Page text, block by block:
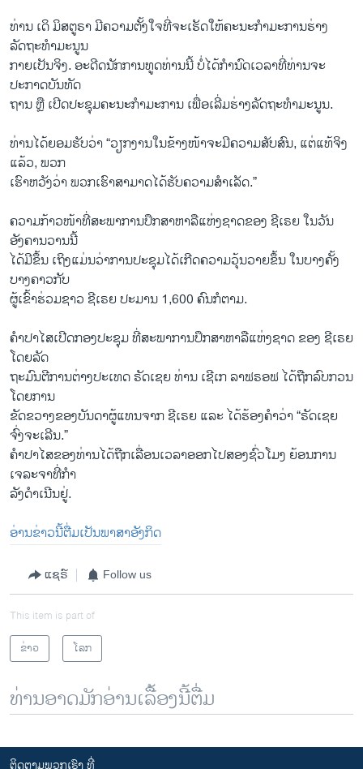
ທ່ານ ເດິ ມິສຕູຣາ ມີຄວາມຕັ້ງໃຈທີ່ຈະເຮັດໃຫ້ຄະນະກຳມະການຮ່າງ
ລັດຖະທຳມະນູນ
ກາຍເປັນຈິງ. ອະດີດນັກການທູດທ່ານນີ້ ບໍ່ໄດ້ກຳນົດເວລາທີ່ທ່ານຈະ
ປະກາດບັນທັດ
ຖານ ຫຼື ເປີດປະຊຸມຄະນະກຳມະການ ເພື່ອເລີ່ມຮ່າງລັດຖະທຳມະນູນ.
ທ່ານໄດ້ຍອມຮັບວ່າ “ວຽກງານໃນຂ້າງໜ້າຈະມີຄວາມສັບສົນ, ແຕ່ແທ້ຈິງ
ແລ້ວ, ພວກ
ເຮົາຫວັງວ່າ ພວກເຮົາສາມາດໄດ້ຮັບຄວາມສຳເລັດ.”
ຄວາມກ້າວໜ້າທີ່ສະພາການປຶກສາຫາລືແຫ່ງຊາດຂອງ ຊີເຣຍ ໃນວັນ
ອັງຄານວານນີ້
ໄດ້ມີຂຶ້ນ ເຖິງແມ່ນວ່າການປະຊຸມໄດ້ເກີດຄວາມວຸ້ນວາຍຂຶ້ນ ໃນບາງຄັ້ງ
ບາງຄາວກັບ
ຜູ້ເຂົ້າຮ່ວມຊາວ ຊີເຣຍ ປະມານ 1,600 ຄົນກໍຕາມ.
ຄຳປາໄສເປີດກອງປະຊຸມ ທີ່ສະພາການປຶກສາຫາລືແຫ່ງຊາດ ຂອງ ຊີເຣຍ
ໂດຍລັດ
ຖະມົນຕີການຕ່າງປະເທດ ຣັດເຊຍ ທ່ານ ເຊີເກ ລາຟຣອຟ ໄດ້ຖືກລົບກວນ
ໂດຍການ
ຂັດຂວາງຂອງບັນດາຜູ້ແທນຈາກ ຊີເຣຍ ແລະ ໄດ້ຮ້ອງຄຳວ່າ “ຣັດເຊຍ
ຈົ່ງຈະເລີນ.”
ຄຳປາໄສຂອງທ່ານໄດ້ຖືກເລື່ອນເວລາອອກໄປສອງຊົ່ວໂມງ ຍ້ອນການ
ເຈລະຈາທີ່ກຳ
ລັງດຳເນີນຢູ່.
ອ່ານຂ່າວນີ້ຕື່ມເປັນພາສາອັງກິດ
ແຊຣ໌ Follow us
This item is part of
ຂ່າວ
ໂລກ
ທ່ານອາດມັກອ່ານເລື້ອງນີ້ຕື່ມ
ຕິດຕາມພວກເຮົາ ທີ່